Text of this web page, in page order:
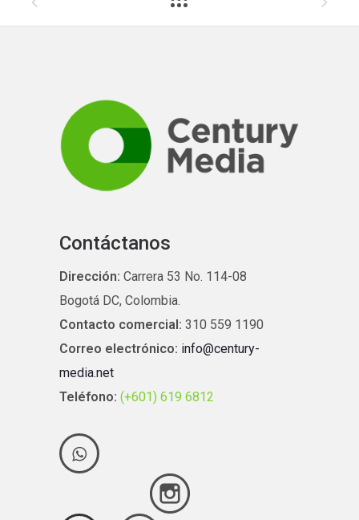
Contáctanos
Dirección: Carrera 53 No. 114-08
Bogotá DC, Colombia.
Contacto comercial: 310 559 1190
Correo electrónico: info@century-
media.net
Teléfono: (+601) 619 6812